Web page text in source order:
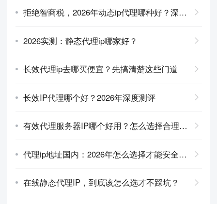
拒绝智商税，2026年动态ip代理哪种好？深度对比分析
2026实测：静态代理ip哪家好？
长效代理ip去哪买便宜？先搞清楚这些门道
长效IP代理哪个好？2026年深度测评
有效代理服务器IP哪个好用？怎么选择合理又稳定
代理ip地址国内：2026年怎么选择才能安全不踩坑？
在线静态代理IP，到底该怎么选才不踩坑？